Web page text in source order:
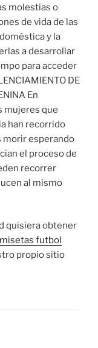
molestias o
de vida de las
y la
a desarrollar
para acceder
DE
En
mujeres que
han recorrido
morir esperando
el proceso de
recorrer
al mismo
quisiera obtener
futbol
propio sitio